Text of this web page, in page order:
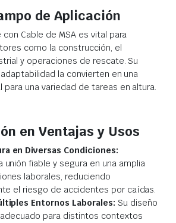
de Aplicación
con Cable de MSA es vital para
como la construcción, el
y operaciones de rescate. Su
la convierten en una
para una variedad de tareas en altura.
en Ventajas y Usos
en Diversas Condiciones:
unión fiable y segura en una amplia
laborales, reduciendo
el riesgo de accidentes por caídas.
Entornos Laborales: Su diseño
para distintos contextos